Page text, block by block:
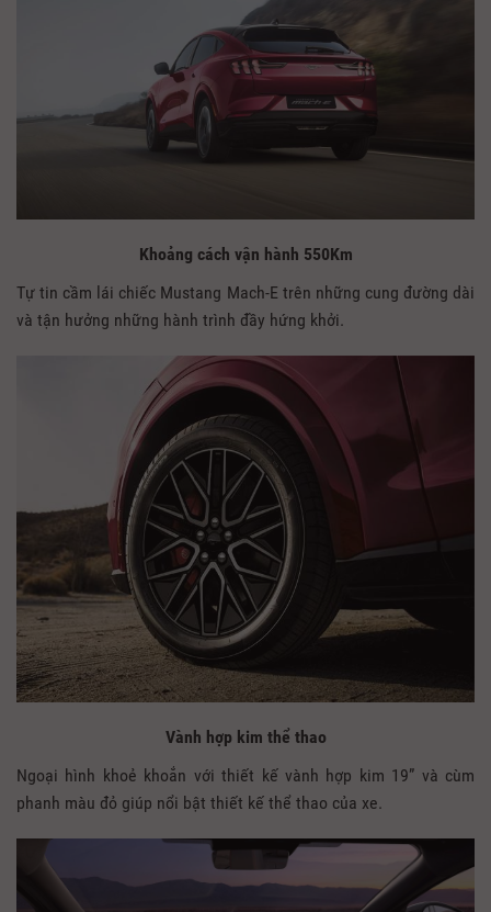
Khoảng cách vận hành 550Km
Tự tin cầm lái chiếc Mustang Mach-E trên những cung đường dài
và tận hưởng những hành trình đầy hứng khởi.
Vành hợp kim thể thao​
Ngoại hình khoẻ khoắn với thiết kế vành hợp kim 19” và cùm
phanh màu đỏ giúp nổi bật thiết kế thể thao của xe.